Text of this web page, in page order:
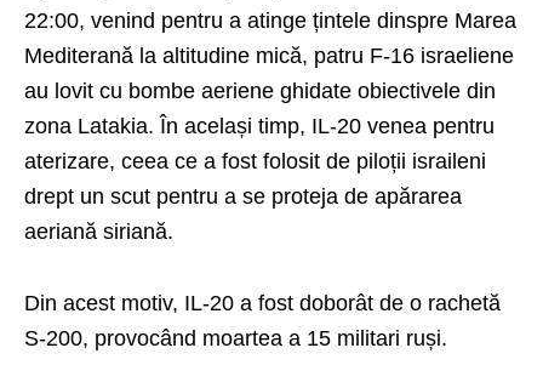
22:00, venind pentru a atinge țintele dinspre Marea
Mediterană la altitudine mică, patru F-16 israeliene
au lovit cu bombe aeriene ghidate obiectivele din
zona Latakia. În același timp, IL-20 venea pentru
aterizare, ceea ce a fost folosit de piloții israileni
drept un scut pentru a se proteja de apărarea
aeriană siriană.
Din acest motiv, IL-20 a fost doborât de o rachetă
S-200, provocând moartea a 15 militari ruși.